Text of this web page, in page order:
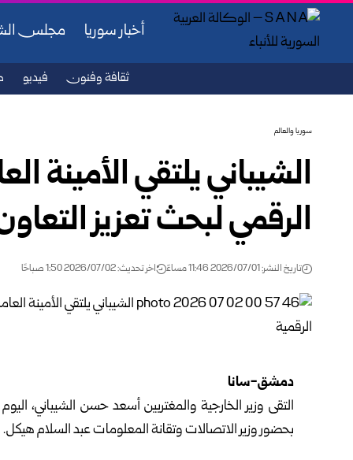
أخبار سوريا مجلس
ثقافة وفنون فيديو
سوريا والعالم
الشيباني يلتقي الأمينة
الرقمي لبحث تعزيز
تاريخ النشر: 2026/07/01 11:46 مساءً اخر تحديث: 2026/07/02 1:50 صباحًا
دمشق-سانا
التقى وزير الخارجية والمغتربينأسعد حسن الشيباني، اليوم
بحضور وزير الاتصالات وتقانة المعلومات عبد السلام هيكل.